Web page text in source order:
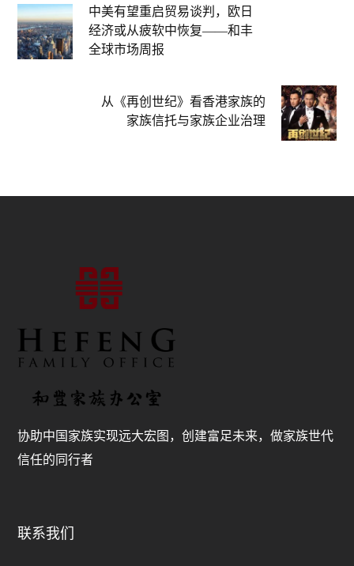
中美有望重启贸易谈判，欧日
经济或从疲软中恢复——和丰
全球市场周报
从《再创世纪》看香港家族的
家族信托与家族企业治理
协助中国家族实现远大宏图，创建富足未来，做家族世代
信任的同行者
联系我们